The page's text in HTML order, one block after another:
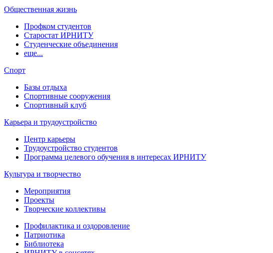
Общественная жизнь
Профком студентов
Старостат ИРНИТУ
Студенческие объединения
еще...
Спорт
Базы отдыха
Спортивные сооружения
Спортивный клуб
Карьера и трудоустройство
Центр карьеры
Трудоустройство студентов
Программа целевого обучения в интересах ИРНИТУ
Культура и творчество
Мероприятия
Проекты
Творческие коллективы
Профилактика и оздоровление
Патриотика
Библиотека